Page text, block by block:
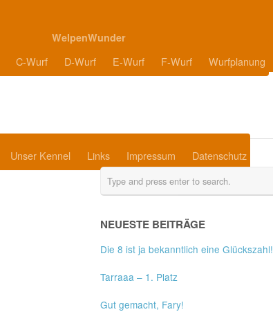
WelpenWunder
C-Wurf D-Wurf E-Wurf F-Wurf Wurfplanung
Unser Kennel Links Impressum Datenschutz
NEUESTE BEITRÄGE
Die 8 ist ja bekanntlich eine Glückszahl!
Tarraaa – 1. Platz
Gut gemacht, Fary!